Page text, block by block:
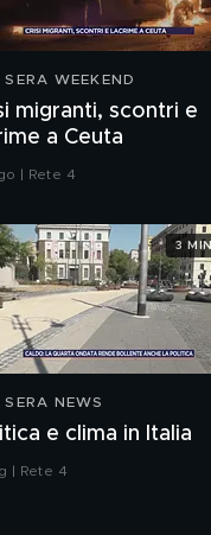
WEEKEND
migranti, scontri e
a Ceuta
| Rete 4
NEWS
e clima in Italia
| Rete 4
3 MIN